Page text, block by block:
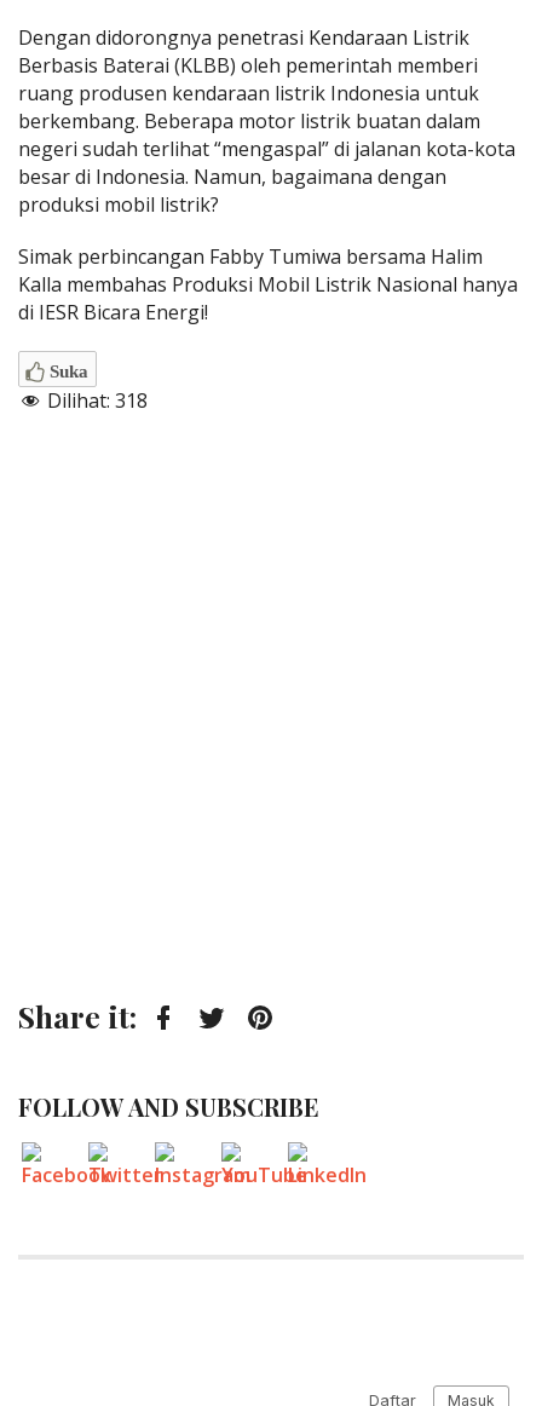
Dengan didorongnya penetrasi Kendaraan Listrik
Berbasis Baterai (KLBB) oleh pemerintah memberi
ruang produsen kendaraan listrik Indonesia untuk
berkembang. Beberapa motor listrik buatan dalam
negeri sudah terlihat “mengaspal” di jalanan kota-kota
besar di Indonesia. Namun, bagaimana dengan
produksi mobil listrik?
Simak perbincangan Fabby Tumiwa bersama Halim
Kalla membahas Produksi Mobil Listrik Nasional hanya
di IESR Bicara Energi!
Suka
Dilihat: 318
Share it: Facebook
Twitter
FOLLOW AND SUBSCRIBE